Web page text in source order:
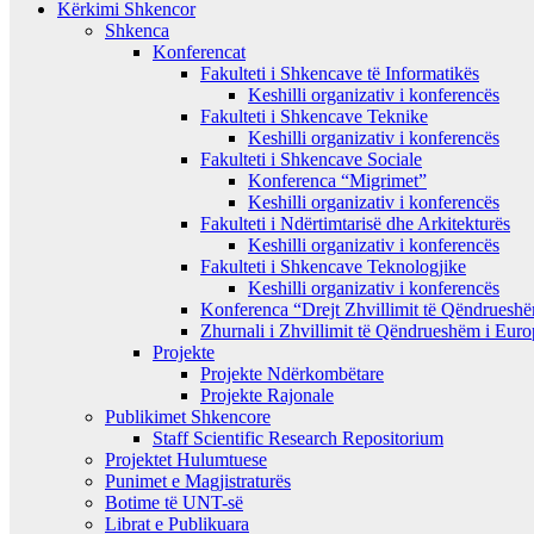
Kërkimi Shkencor
Shkenca
Konferencat
Fakulteti i Shkencave të Informatikës
Keshilli organizativ i konferencës
Fakulteti i Shkencave Teknike
Keshilli organizativ i konferencës
Fakulteti i Shkencave Sociale
Konferenca “Migrimet”
Keshilli organizativ i konferencës
Fakulteti i Ndërtimtarisë dhe Arkitekturës
Keshilli organizativ i konferencës
Fakulteti i Shkencave Teknologjike
Keshilli organizativ i konferencës
Konferenca “Drejt Zhvillimit të
Zhurnali i Zhvillimit të Qëndrueshëm i
Projekte
Projekte Ndërkombëtare
Projekte Rajonale
Publikimet Shkencore
Staff Scientific Research Repositorium
Projektet Hulumtuese
Punimet e Magjistraturës
Botime të UNT-së
Librat e Publikuara